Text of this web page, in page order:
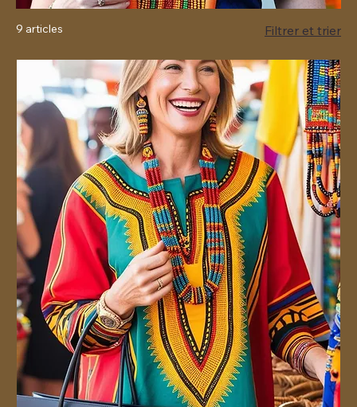
9 articles Filtrer et trier